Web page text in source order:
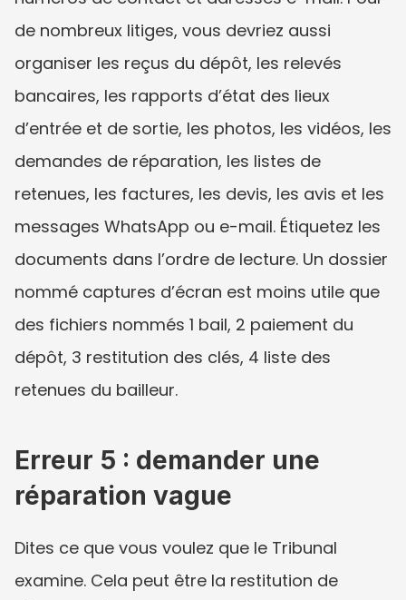
de nombreux litiges, vous devriez aussi
organiser les reçus du dépôt, les relevés
bancaires, les rapports d’état des lieux
d’entrée et de sortie, les photos, les vidéos, les
demandes de réparation, les listes de
retenues, les factures, les devis, les avis et les
messages WhatsApp ou e-mail. Étiquetez les
documents dans l’ordre de lecture. Un dossier
nommé captures d’écran est moins utile que
des fichiers nommés 1 bail, 2 paiement du
dépôt, 3 restitution des clés, 4 liste des
retenues du bailleur.
Erreur 5 : demander une
réparation vague
Dites ce que vous voulez que le Tribunal
examine. Cela peut être la restitution de